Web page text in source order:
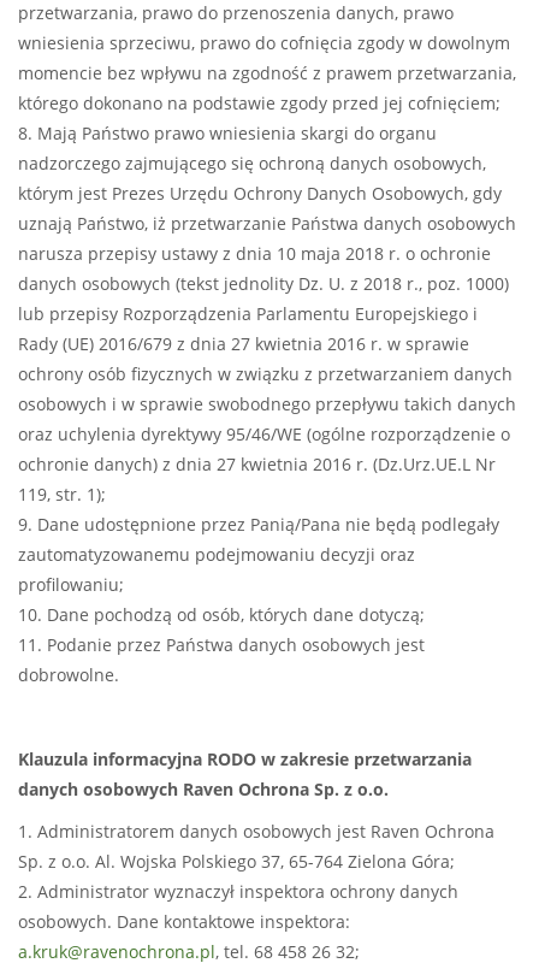
przetwarzania, prawo do przenoszenia danych, prawo
wniesienia sprzeciwu, prawo do cofnięcia zgody w dowolnym
momencie bez wpływu na zgodność z prawem przetwarzania,
którego dokonano na podstawie zgody przed jej cofnięciem;
8. Mają Państwo prawo wniesienia skargi do organu
nadzorczego zajmującego się ochroną danych osobowych,
którym jest Prezes Urzędu Ochrony Danych Osobowych, gdy
uznają Państwo, iż przetwarzanie Państwa danych osobowych
narusza przepisy ustawy z dnia 10 maja 2018 r. o ochronie
danych osobowych (tekst jednolity Dz. U. z 2018 r., poz. 1000)
lub przepisy Rozporządzenia Parlamentu Europejskiego i
Rady (UE) 2016/679 z dnia 27 kwietnia 2016 r. w sprawie
ochrony osób fizycznych w związku z przetwarzaniem danych
osobowych i w sprawie swobodnego przepływu takich danych
oraz uchylenia dyrektywy 95/46/WE (ogólne rozporządzenie o
ochronie danych) z dnia 27 kwietnia 2016 r. (Dz.Urz.UE.L Nr
119, str. 1);
9. Dane udostępnione przez Panią/Pana nie będą podlegały
zautomatyzowanemu podejmowaniu decyzji oraz
profilowaniu;
10. Dane pochodzą od osób, których dane dotyczą;
11. Podanie przez Państwa danych osobowych jest
dobrowolne.
Klauzula informacyjna RODO w zakresie przetwarzania
danych osobowych Raven Ochrona Sp. z o.o.
1. Administratorem danych osobowych jest Raven Ochrona
Sp. z o.o. Al. Wojska Polskiego 37, 65-764 Zielona Góra;
2. Administrator wyznaczył inspektora ochrony danych
osobowych. Dane kontaktowe inspektora:
a.kruk@ravenochrona.pl, tel. 68 458 26 32;